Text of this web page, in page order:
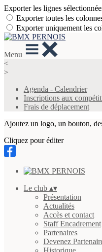
Exporter les lignes
Exporter toutes les
Exporter uniquement les
Menu
<
>
Agenda - Calendrier
Inscriptions aux
Frais de déplacement
Ajoutez un logo, un bouton,
Cliquez pour éditer
Le club ▴▾
Présentation
Actualités
Accès et contact
Staff Encadrement
Partenaires
Devenez
Historique